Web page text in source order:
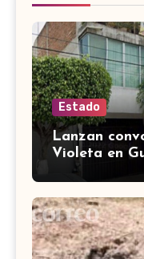
Estado
Lanzan
Violeta en
requisitos y